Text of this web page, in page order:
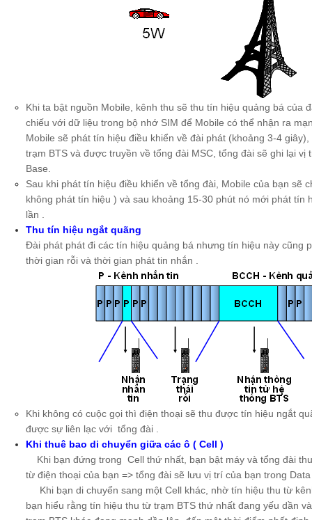
Khi ta bật nguồn Mobile, kênh thu sẽ thu tín hiệu quảng bá của
chiếu với dữ liệu trong bộ nhớ SIM để Mobile có thể nhận ra
Mobile sẽ phát tín hiệu điều khiển về đài phát (khoảng 3-4
trạm BTS và được truyền về tổng đài MSC, tổng đài sẽ ghi lại vị
Base.
Sau khi phát tín hiệu điều khiển về tổng đài, Mobile của bạn sẽ
không phát tín hiệu ) và sau khoảng 15-30 phút nó mới phát tín
lần .
Thu tín hiệu ngắt quãng
Đài phát phát đi các tín hiệu quảng bá nhưng tín hiệu này cũng
thời gian rỗi và thời gian phát tin nhắn .
Khi không có cuộc gọi thì điện thoại sẽ thu được tín hiệu ngắt
được sự liên lạc với tổng đài .
Khi thuê bao di chuyển giữa các ô ( Cell )
Khi bạn đứng trong Cell thứ nhất, bạn bật máy và tổng đài
từ điện thoại của bạn => tổng đài sẽ lưu vị trí của bạn trong
Khi bạn di chuyển sang một Cell khác, nhờ tín hiệu thu từ
bạn hiểu rằng tín hiệu thu từ trạm BTS thứ nhất đang yếu dần